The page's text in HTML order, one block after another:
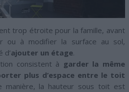
trop étroite pour la famille, avant
ou à modifier la surface au sol,
d’ajouter un étage.
consistent à garder la même
plus d’espace entre le toit
manière, la hauteur sous toit est